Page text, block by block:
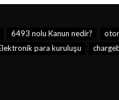
6493 nolu Kanun nedir?
para kuruluşu